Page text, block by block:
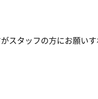
スタッフの方にお願いす